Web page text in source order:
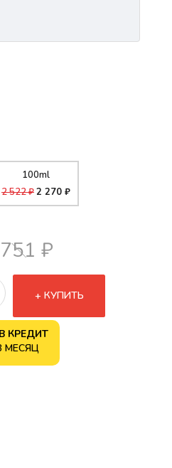
100ml
2 522 ₽2 270 ₽
₽
КУПИТЬ
КРЕДИТ
МЕСЯЦ